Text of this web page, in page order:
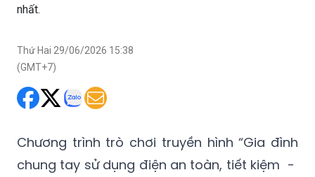
nhất.
Thứ Hai 29/06/2026 15:38
(GMT+7)
Chương trình trò chơi truyền hình “Gia đình
chung tay sử dụng điện an toàn, tiết kiệm -